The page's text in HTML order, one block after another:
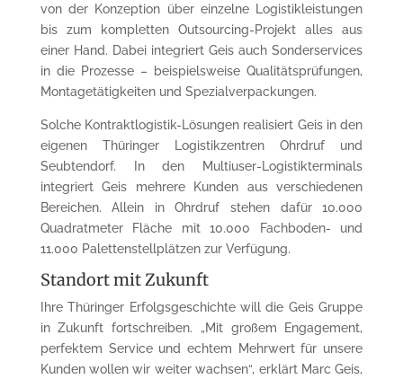
von der Konzeption über einzelne Logistikleistungen
bis zum kompletten Outsourcing-Projekt alles aus
einer Hand. Dabei integriert Geis auch Sonderservices
in die Prozesse – beispielsweise Qualitätsprüfungen,
Montagetätigkeiten und Spezialverpackungen.
Solche Kontraktlogistik-Lösungen realisiert Geis in den
eigenen Thüringer Logistikzentren Ohrdruf und
Seubtendorf. In den Multiuser-Logistikterminals
integriert Geis mehrere Kunden aus verschiedenen
Bereichen. Allein in Ohrdruf stehen dafür 10.000
Quadratmeter Fläche mit 10.000 Fachboden- und
11.000 Palettenstellplätzen zur Verfügung.
Standort mit Zukunft
Ihre Thüringer Erfolgsgeschichte will die Geis Gruppe
in Zukunft fortschreiben. „Mit großem Engagement,
perfektem Service und echtem Mehrwert für unsere
Kunden wollen wir weiter wachsen“, erklärt Marc Geis,